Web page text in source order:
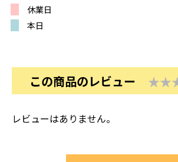
休業日
本日
この商品のレビュー
レビューはありません。